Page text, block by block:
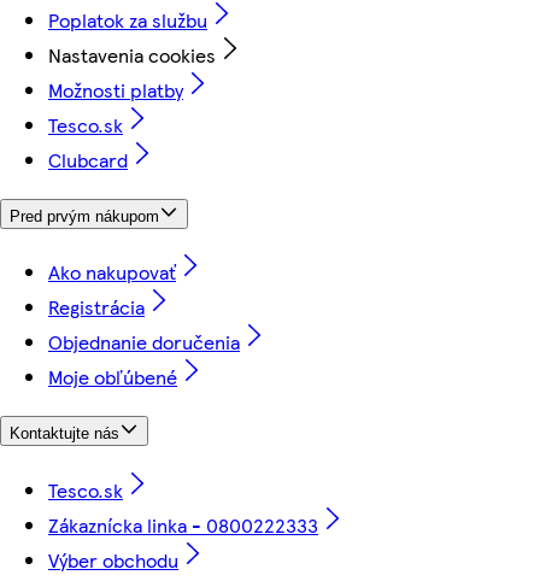
Poplatok za službu
Nastavenia cookies
Možnosti platby
Tesco.sk
Clubcard
Pred prvým nákupom
Ako nakupovať
Registrácia
Objednanie doručenia
Moje obľúbené
Kontaktujte nás
Tesco.sk
Zákaznícka linka - 0800222333
Výber obchodu